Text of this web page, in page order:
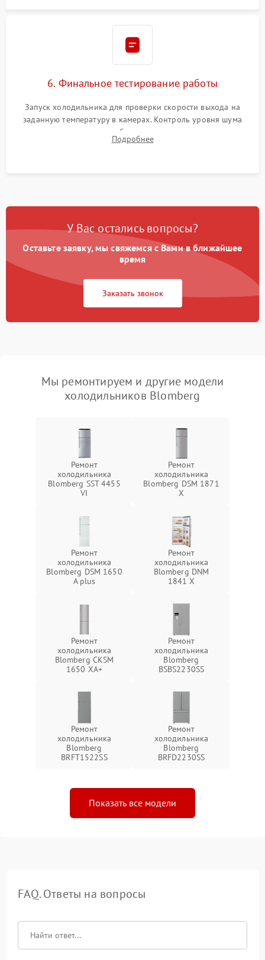
6. Финальное тестирование работы
Запуск холодильника для проверки скорости выхода на
заданную температуру в камерах. Контроль уровня шума
компрессора, отсутствия обмерзания стенок и корректного
срабатывания системы автоматической оттайки.
Подробнее
У Вас остались вопросы?
Оставьте заявку, мы свяжемся с Вами в ближайшее
время
Заказать звонок
Мы ремонтируем и другие модели
холодильников Blomberg
Ремонт
холодильника
Blomberg SST 4455
VI
Ремонт
холодильника
Blomberg DSM 1871
X
Ремонт
холодильника
Blomberg DSM 1650
A plus
Ремонт
холодильника
Blomberg DNM
1841 X
Ремонт
холодильника
Blomberg CKSM
1650 XA+
Ремонт
холодильника
Blomberg
BSBS2230SS
Ремонт
холодильника
Blomberg
BRFT1522SS
Ремонт
холодильника
Blomberg
BRFD2230SS
Показать все модели
FAQ. Ответы на вопросы